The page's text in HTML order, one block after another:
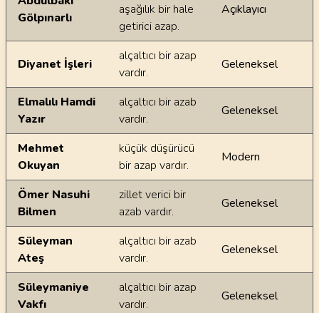
Gölpınarlı
aşağılık bir hale
getirici azap.
Açıklayıcı
Diyanet İşleri
alçaltıcı bir azap
vardır.
Geleneksel
Elmalılı Hamdi
Yazır
alçaltıcı bir azab
vardır.
Geleneksel
Mehmet
Okuyan
küçük düşürücü
bir azap vardır.
Modern
Ömer Nasuhi
Bilmen
zillet verici bir
azab vardır.
Geleneksel
Süleyman
Ateş
alçaltıcı bir azab
vardır.
Geleneksel
Süleymaniye
Vakfı
alçaltıcı bir azap
vardır.
Geleneksel